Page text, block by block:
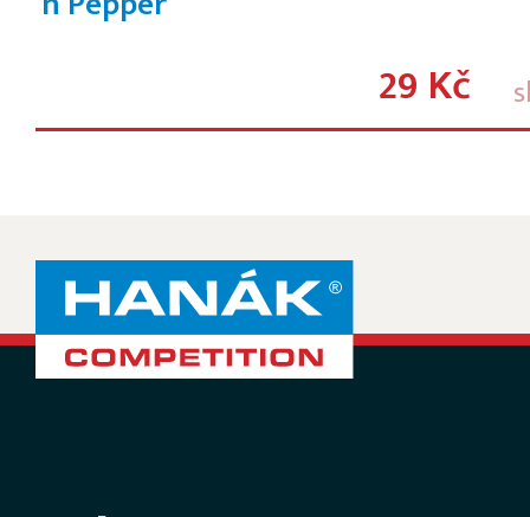
29 Kč